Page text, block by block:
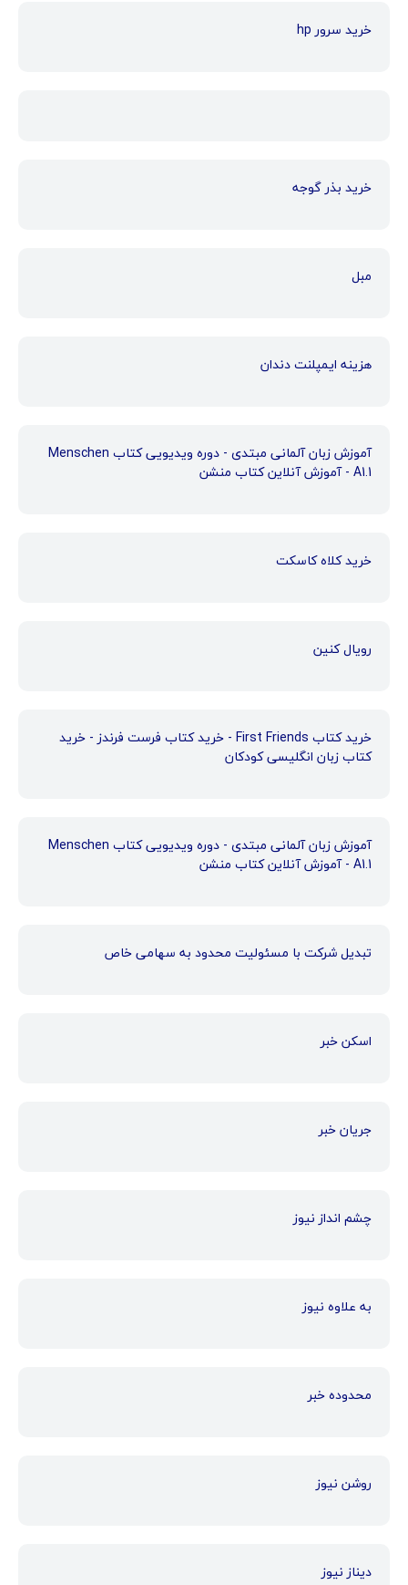
خرید سرور hp
خرید بذر گوجه
مبل
هزینه ایمپلنت دندان
آموزش زبان آلمانی مبتدی - دوره ویدیویی کتاب Menschen
A1.1 - آموزش آنلاین کتاب منشن
خرید کلاه کاسکت
رویال کنین
خرید کتاب First Friends - خرید کتاب فرست فرندز - خرید
کتاب زبان انگلیسی کودکان
آموزش زبان آلمانی مبتدی - دوره ویدیویی کتاب Menschen
A1.1 - آموزش آنلاین کتاب منشن
تبدیل شرکت با مسئولیت محدود به سهامی خاص
اسکن خبر
جریان خبر
چشم انداز نیوز
به علاوه نیوز
محدوده خبر
روشن نیوز
دیناز نیوز